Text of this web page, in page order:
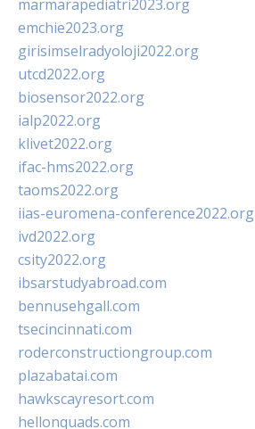
marmarapediatri2023.org
emchie2023.org
girisimselradyoloji2022.org
utcd2022.org
biosensor2022.org
ialp2022.org
klivet2022.org
ifac-hms2022.org
taoms2022.org
iias-euromena-conference2022.org
ivd2022.org
csity2022.org
ibsarstudyabroad.com
bennusehgall.com
tsecincinnati.com
roderconstructiongroup.com
plazabatai.com
hawkscayresort.com
hellonquads.com